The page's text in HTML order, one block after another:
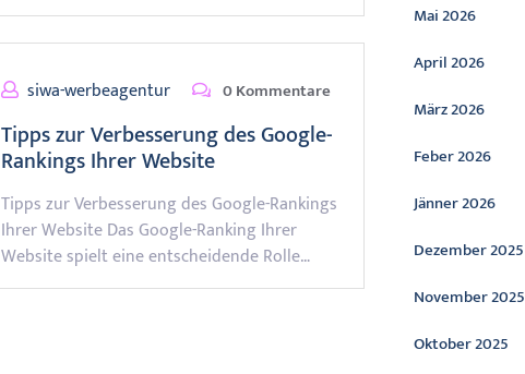
siwa-werbeagentur 0 Kommentare
Tipps zur Verbesserung des Google-
Rankings Ihrer Website
Tipps zur Verbesserung des Google-Rankings
Ihrer Website Das Google-Ranking Ihrer
Website spielt eine entscheidende Rolle…
Mai 2026
April 2026
März 2026
Feber 2026
Jänner 2026
Dezember 2025
November 2025
Oktober 2025